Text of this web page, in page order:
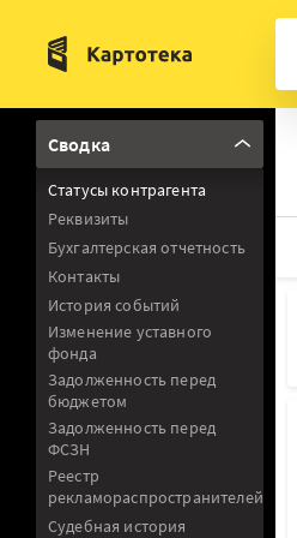
Сводка
Статусы контрагента
Реквизиты
Бухгалтерская отчетность
Контакты
История событий
Изменение уставного
фонда
Задолженность перед
бюджетом
Задолженность перед
ФСЗН
Реестр
рекламораспространителей
Судебная история